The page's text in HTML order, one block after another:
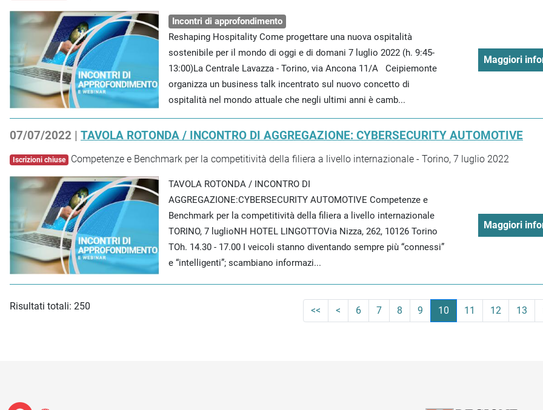
Incontri di approfondimento
Reshaping Hospitality Come progettare una nuova ospitalità
sostenibile per il mondo di oggi e di domani 7 luglio 2022 (h. 9:45-
13:00)La Centrale Lavazza - Torino, via Ancona 11/A Ceipiemonte
organizza un business talk incentrato sul nuovo concetto di
ospitalità nel mondo attuale che negli ultimi anni è camb...
Maggiori
07/07/2022 | TAVOLA ROTONDA / INCONTRO DI AGGREGAZIONE: CYBERSECURITY AUTOMOTIVE
Iscrizioni chiuse Competenze e Benchmark per la competitività della filiera a livello internazionale - Torino, 7 luglio 2022
TAVOLA ROTONDA / INCONTRO DI
AGGREGAZIONE:CYBERSECURITY AUTOMOTIVE Competenze e
Benchmark per la competitività della filiera a livello internazionale
TORINO, 7 luglioNH HOTEL LINGOTTOVia Nizza, 262, 10126 Torino
TOh. 14.30 - 17.00 I veicoli stanno diventando sempre più “connessi”
e “intelligenti”; scambiano informazi...
Maggiori
Risultati totali: 250 << < 6 7 8 9 10 11 12 13